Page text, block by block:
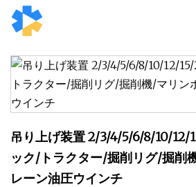
吊り上げ装置 2/3/4/5/6/8/10/12/
ック/トラクター/掘削リグ/掘削
レーン油圧ウインチ